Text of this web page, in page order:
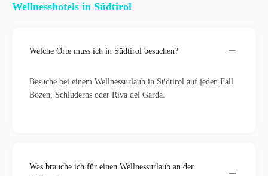
Wellnesshotels in Südtirol
Welche Orte muss ich in Südtirol besuchen?
Besuche bei einem Wellnessurlaub in Südtirol auf jeden Fall
Bozen, Schluderns oder Riva del Garda.
Was brauche ich für einen Wellnessurlaub an der